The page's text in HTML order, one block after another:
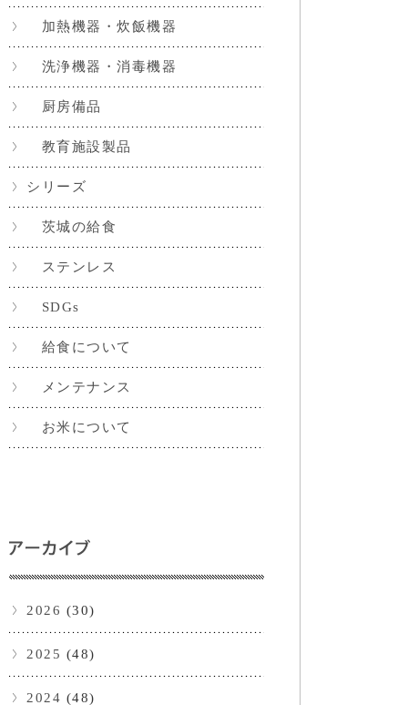
加熱機器・炊飯機器
洗浄機器・消毒機器
厨房備品
教育施設製品
シリーズ
茨城の給食
ステンレス
SDGs
給食について
メンテナンス
お米について
2026 (30)
2025 (48)
2024 (48)